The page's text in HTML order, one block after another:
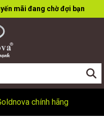
mãi đang chờ đợi bạn
chính hãng